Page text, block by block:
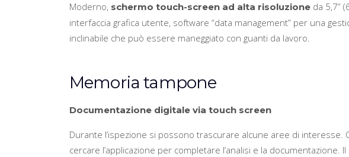
Moderno, schermo touch-screen ad alta risoluzione da 5,7”
interfaccia grafica utente, software “data management” per una
inclinabile che può essere maneggiato con guanti da lavoro.
Memoria tampone
Documentazione digitale via touch screen
Durante l’ispezione si possono trascurare alcune aree di
cercare l’applicazione per completare l’analisi e la documentazione. Il